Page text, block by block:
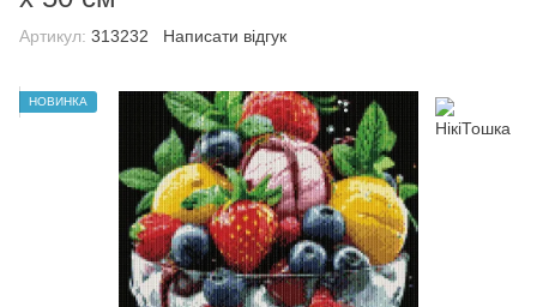
Артикул: 313232 Написати відгук
НОВИНКА